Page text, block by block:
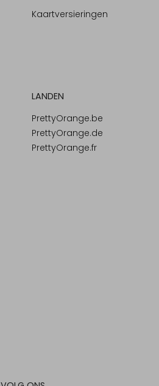
Kaartversieringen
LANDEN
PrettyOrange.be
PrettyOrange.de
PrettyOrange.fr